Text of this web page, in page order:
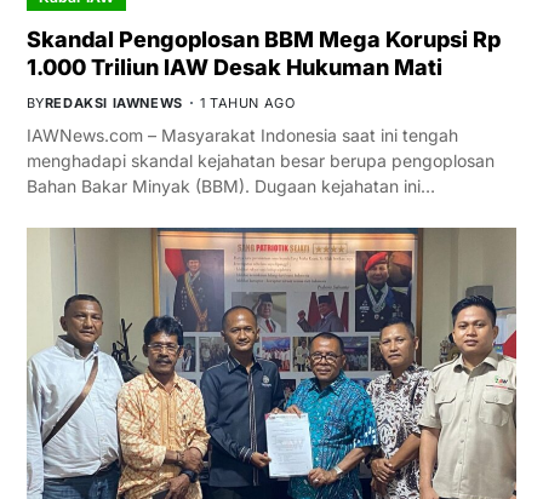
Skandal Pengoplosan BBM Mega Korupsi Rp
1.000 Triliun IAW Desak Hukuman Mati
BYREDAKSI IAWNEWS 1 TAHUN AGO
IAWNews.com – Masyarakat Indonesia saat ini tengah
menghadapi skandal kejahatan besar berupa pengoplosan
Bahan Bakar Minyak (BBM). Dugaan kejahatan ini…